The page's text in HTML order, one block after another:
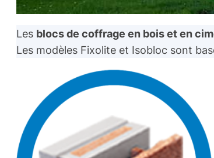
Les blocs de coffrage en bois et en
Les modèles Fixolite et Isobloc sont